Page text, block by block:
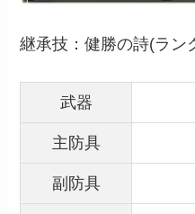
継承技：健勝の詩(ラン
武器
主防具
副防具